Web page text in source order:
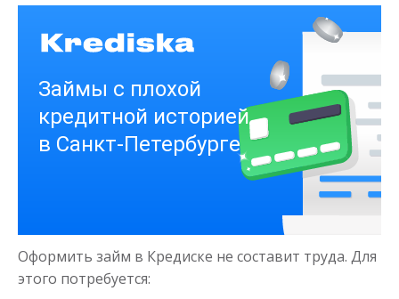
Деньги на здоровье
до ₽
до 21 дня
Получить
Оформить займ в Кредиске не составит труда. Для
этого потребуется: